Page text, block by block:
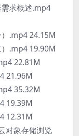
求概述.mp4
.mp4 24.15M
.mp4 19.90M
22.81M
21.96M
35.32M
19.39M
12.31M
对象存储浏览